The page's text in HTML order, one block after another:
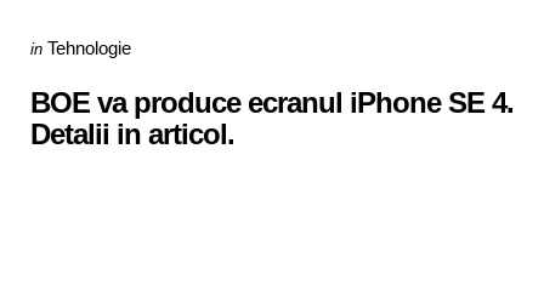
Categories
Posted
in Tehnologie
BOE va produce ecranul iPhone SE 4.
Detalii in articol.